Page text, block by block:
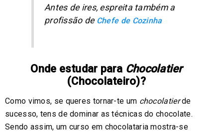
Antes de ires, espreita também a
profissão de Chefe de Cozinha
Onde estudar para Chocolatier
(Chocolateiro)?
Como vimos, se queres tornar-te um chocolatierde
sucesso, tens de dominar as técnicas do chocolate.
Sendo assim, um curso em chocolataria mostra-se